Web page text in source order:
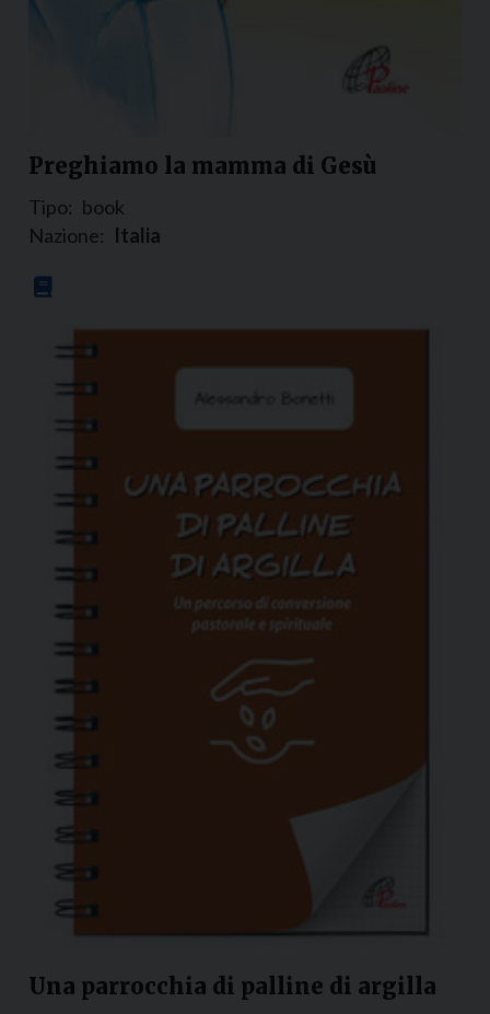
Preghiamo la mamma di Gesù
Tipo: book
Nazione: Italia
Una parrocchia di palline di argilla